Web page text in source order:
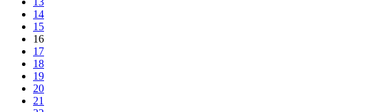
14
15
16
17
18
19
20
21